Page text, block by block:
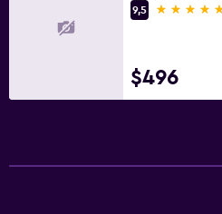
9,5
5 estrellas
$496